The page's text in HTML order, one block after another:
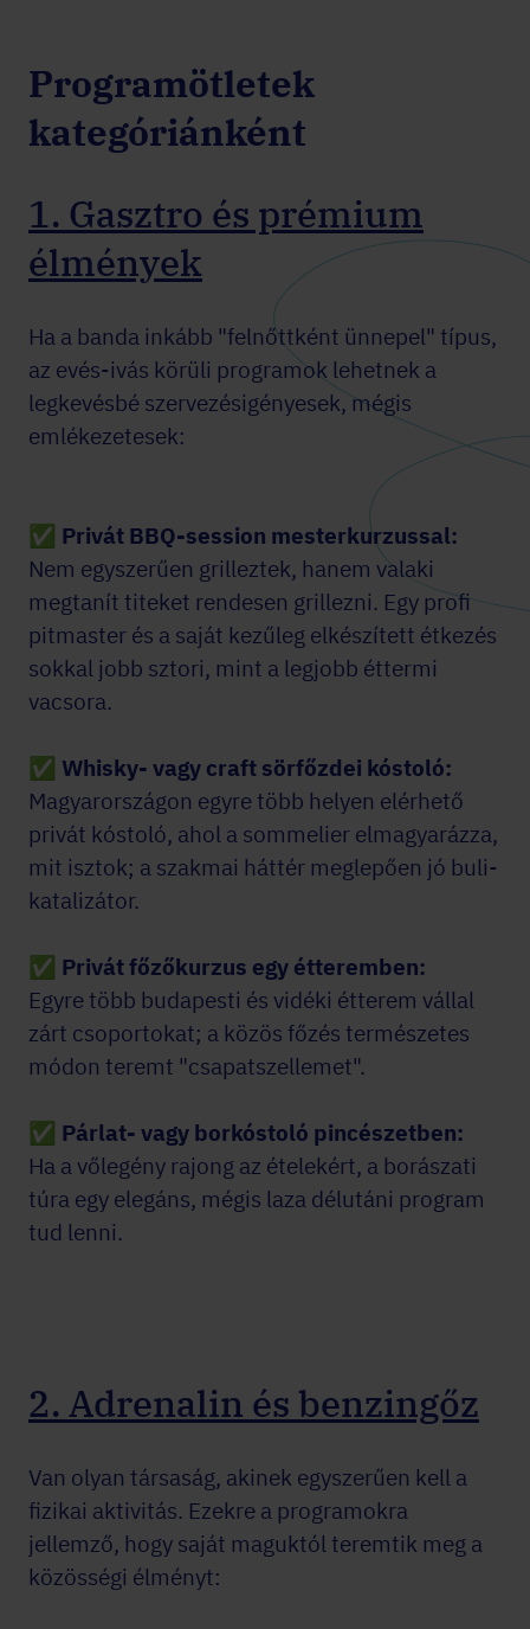
Programötletek
kategóriánként
1. Gasztro és prémium
élmények
Ha a banda inkább "felnőttként ünnepel" típus,
az evés-ivás körüli programok lehetnek a
legkevésbé szervezésigényesek, mégis
emlékezetesek:
✅ Privát BBQ-session mesterkurzussal:
Nem egyszerűen grilleztek, hanem valaki
megtanít titeket rendesen grillezni. Egy profi
pitmaster és a saját kezűleg elkészített étkezés
sokkal jobb sztori, mint a legjobb éttermi
vacsora.
✅ Whisky- vagy craft sörfőzdei kóstoló:
Magyarországon egyre több helyen elérhető
privát kóstoló, ahol a sommelier elmagyarázza,
mit isztok; a szakmai háttér meglepően jó buli-
katalizátor.
✅ Privát főzőkurzus egy étteremben:
Egyre több budapesti és vidéki étterem vállal
zárt csoportokat; a közös főzés természetes
módon teremt "csapatszellemet".
✅ Párlat- vagy borkóstoló pincészetben:
Ha a vőlegény rajong az ételekért, a borászati
túra egy elegáns, mégis laza délutáni program
tud lenni.
2. Adrenalin és benzingőz
Van olyan társaság, akinek egyszerűen kell a
fizikai aktivitás. Ezekre a programokra
jellemző, hogy saját maguktól teremtik meg a
közösségi élményt: